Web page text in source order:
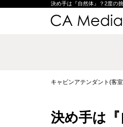
決め手は『自然体』？2度の
キャビンアテンダント(客
決め手は